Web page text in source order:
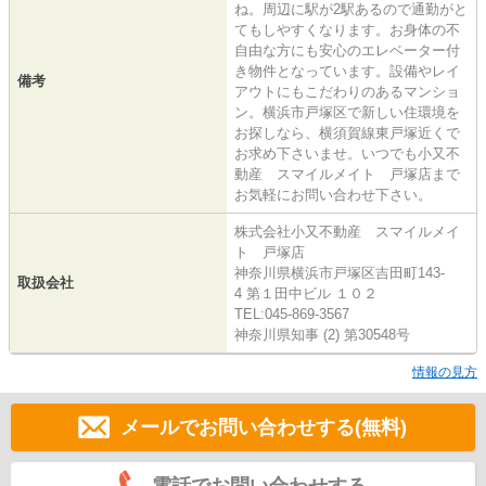
備考
ね。周辺に駅が2駅あるので通勤がと
てもしやすくなります。お身体の不
自由な方にも安心のエレベーター付
き物件となっています。設備やレイ
アウトにもこだわりのあるマンショ
ン。横浜市戸塚区で新しい住環境を
お探しなら、横須賀線東戸塚近くで
お求め下さいませ。いつでも小又不
動産 スマイルメイト 戸塚店まで
お気軽にお問い合わせ下さい。
取扱会社
株式会社小又不動産 スマイルメイ
ト 戸塚店
神奈川県横浜市戸塚区吉田町143-
4 第１田中ビル １０２
TEL:045-869-3567
神奈川県知事 (2) 第30548号
情報の見方
メールでお問い合わせする(無料)